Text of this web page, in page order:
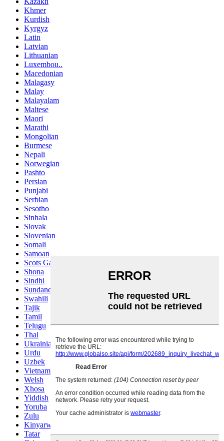
Khmer
Kurdish
Kyrgyz
Latin
Latvian
Lithuanian
Luxembou..
Macedonian
Malagasy
Malay
Malayalam
Maltese
Maori
Marathi
Mongolian
Burmese
Nepali
Norwegian
Pashto
Persian
Punjabi
Serbian
Sesotho
Sinhala
Slovak
Slovenian
Somali
Samoan
Scots Gaelic
Shona
Sindhi
Sundanese
Swahili
Tajik
Tamil
Telugu
Thai
Ukrainian
Urdu
Uzbek
Vietnamese
Welsh
Xhosa
Yiddish
Yoruba
Zulu
Kinyarwanda
Tatar